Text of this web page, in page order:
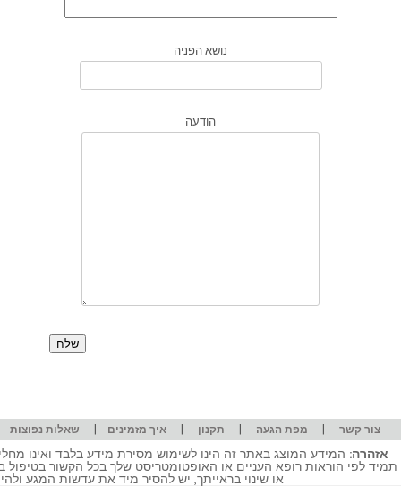
נושא הפניה
הודעה
צור קשר | מפת הגעה | תקנון |איך מזמינים | שאלות נפוצות
אזהרה: המידע המוצג באתר זה הינו לשימוש מסירת מידע בלבד ואינו
תמיד לפי הוראות רופא העניים או האופטומטריסט שלך בכל הקשור
או שינוי בראייתך, יש להסיר מיד את עדשות המגע